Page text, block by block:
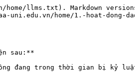
llms.txt). Markdown
home/1.-hoat-dong-
sau:**
đang trong thời gian bị kỷ